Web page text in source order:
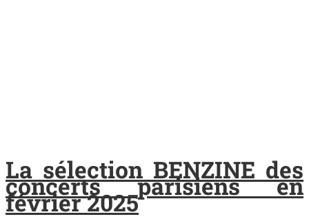
La sélection BENZINE des
concerts parisiens en
février 2025